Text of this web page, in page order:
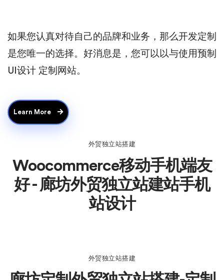
如果您认真对待自己的品牌和业务，那么开发定制
是您唯一的选择。好消息是，您可以以与使用预制
UI设计 定制网站。
Learn More
外贸独立站搭建
Woocommerce移动手机端友
好 - 廊坊外贸独立站建站手机
站设计
外贸独立站搭建